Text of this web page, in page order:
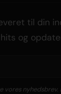
til din
og
nyhedsbrev.